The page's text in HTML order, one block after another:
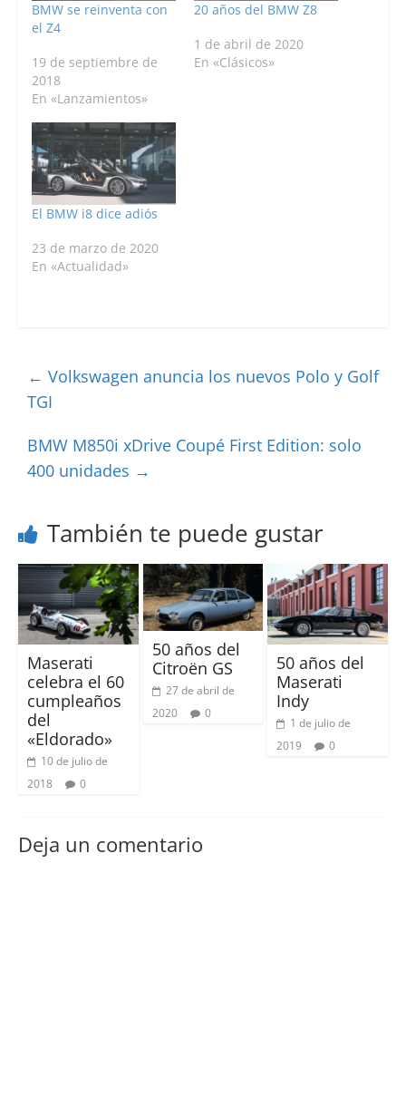
BMW se reinventa con
el Z4
19 de septiembre de
2018
En «Lanzamientos»
20 años del BMW Z8
1 de abril de 2020
En «Clásicos»
El BMW i8 dice adiós
23 de marzo de 2020
En «Actualidad»
← Volkswagen anuncia los nuevos Polo y Golf
TGI
BMW M850i xDrive Coupé First Edition: solo
400 unidades →
También te puede gustar
Maserati
celebra el 60
cumpleaños
del
«Eldorado»
10 de julio de
2018
0
50 años del
Citroën GS
27 de abril de
2020
0
50 años del
Maserati
Indy
1 de julio de
2019
0
Deja un comentario